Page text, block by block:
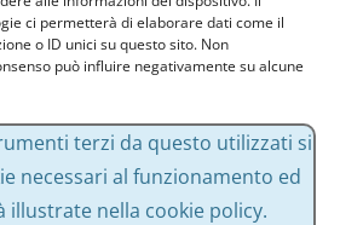
ci permetterà di elaborare dati come il
o ID unici su questo sito. Non
può influire negativamente su alcune
terzi da questo utilizzati si
necessari al funzionamento ed
illustrate nella cookie policy.